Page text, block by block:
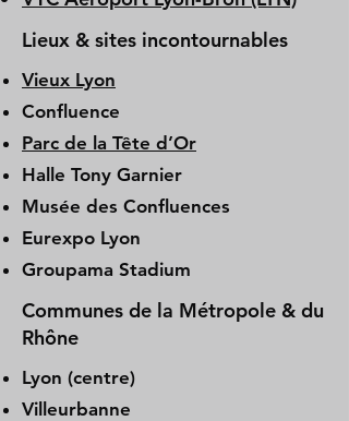
Lieux & sites incontournables
Vieux Lyon
Confluence
Parc de la Tête d’Or
Halle Tony Garnier
Musée des Confluences
Eurexpo Lyon
Groupama Stadium
Communes de la Métropole & du
Rhône
Lyon (centre)
Villeurbanne